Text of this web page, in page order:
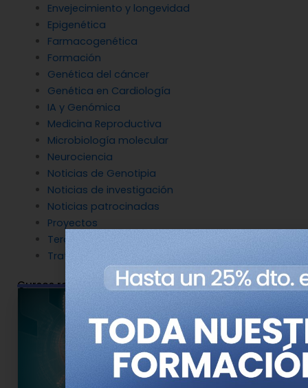
Envejecimiento y longevidad
Epigenética
Farmacogenética
Formación
Genética del cáncer
Genética en Cardiología
IA y Genómica
Medicina Reproductiva
Microbiología molecular
Neurociencia
Noticias de Genotipia
Noticias de investigación
Noticias patrocinadas
Proyectos
Terapia Génica
Tratamientos
Cursos relacionados